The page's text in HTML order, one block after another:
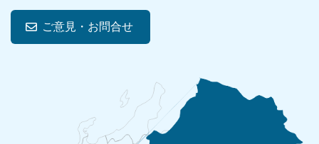
ご意見・お問合せ